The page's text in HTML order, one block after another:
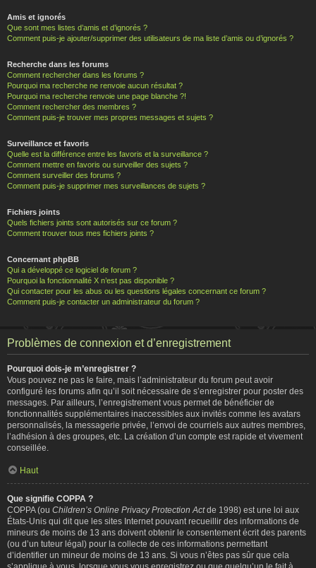
Amis et ignorés
Que sont mes listes d’amis et d’ignorés ?
Comment puis-je ajouter/supprimer des utilisateurs de ma liste d’amis ou d’ignorés ?
Recherche dans les forums
Comment rechercher dans les forums ?
Pourquoi ma recherche ne renvoie aucun résultat ?
Pourquoi ma recherche renvoie une page blanche ?!
Comment rechercher des membres ?
Comment puis-je trouver mes propres messages et sujets ?
Surveillance et favoris
Quelle est la différence entre les favoris et la surveillance ?
Comment mettre en favoris ou surveiller des sujets ?
Comment surveiller des forums ?
Comment puis-je supprimer mes surveillances de sujets ?
Fichiers joints
Quels fichiers joints sont autorisés sur ce forum ?
Comment trouver tous mes fichiers joints ?
Concernant phpBB
Qui a développé ce logiciel de forum ?
Pourquoi la fonctionnalité X n’est pas disponible ?
Qui contacter pour les abus ou les questions légales concernant ce forum ?
Comment puis-je contacter un administrateur du forum ?
Problèmes de connexion et d’enregistrement
Pourquoi dois-je m’enregistrer ?
Vous pouvez ne pas le faire, mais l’administrateur du forum peut avoir
configuré les forums afin qu’il soit nécessaire de s’enregistrer pour poster des
messages. Par ailleurs, l’enregistrement vous permet de bénéficier de
fonctionnalités supplémentaires inaccessibles aux invités comme les avatars
personnalisés, la messagerie privée, l’envoi de courriels aux autres membres,
l’adhésion à des groupes, etc. La création d’un compte est rapide et vivement
conseillée.
Haut
Que signifie COPPA ?
COPPA (ou Children’s Online Privacy Protection Actde 1998) est une loi aux
États-Unis qui dit que les sites Internet pouvant recueillir des informations de
mineurs de moins de 13 ans doivent obtenir le consentement écrit des parents
(ou d’un tuteur légal) pour la collecte de ces informations permettant
d’identifier un mineur de moins de 13 ans. Si vous n’êtes pas sûr que cela